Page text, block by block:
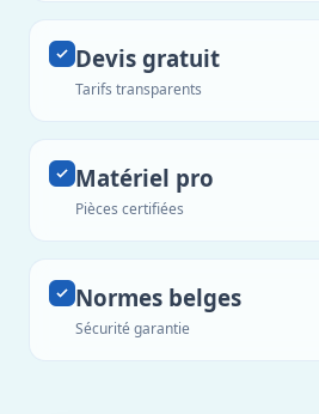
Devis gratuit
Tarifs transparents
Matériel pro
Pièces certifiées
Normes belges
Sécurité garantie